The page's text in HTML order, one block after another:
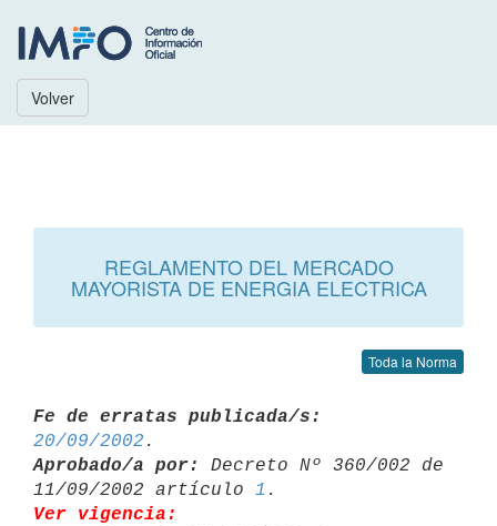
Volver
REGLAMENTO DEL MERCADO
MAYORISTA DE ENERGIA ELECTRICA
Toda la Norma
Fe de erratas publicada/s:
20/09/2002
Aprobado/a por:
Decreto Nº 360/002 de
11/09/2002 artículo 1
Ver vigencia: